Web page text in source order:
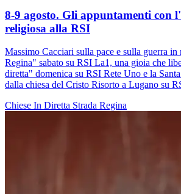
8-9 agosto. Gli appuntamenti con
religiosa alla RSI
Massimo Cacciari sulla pace e sulla guerra in
Regina" sabato su RSI La1, una gioia che
diretta" domenica su RSI Rete Uno e la
dalla chiesa del Cristo Risorto a Lugano su
Chiese In Diretta Strada Regina